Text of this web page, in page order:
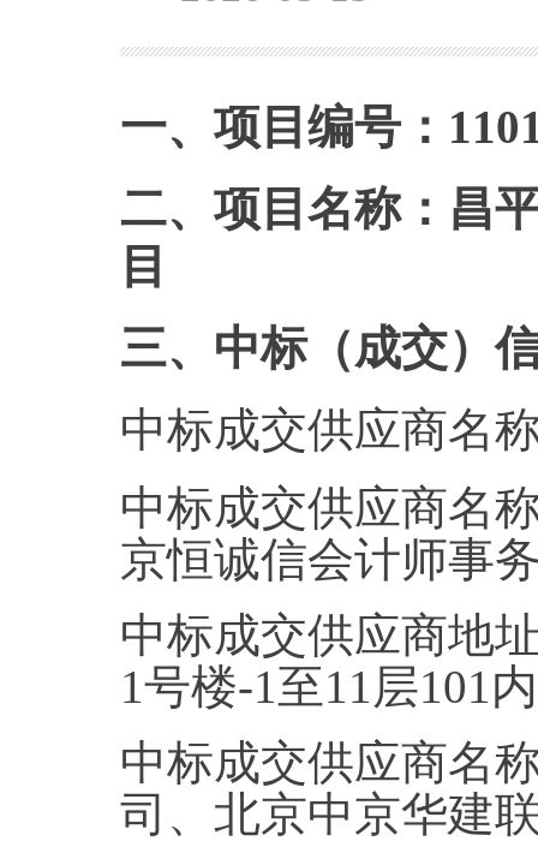
一、项目编号：
二、项目名称：昌
目
三、中标（成交）
中标成交供应商名
中标成交供应商名
京恒诚信会计师事
中标成交供应商地
1号楼-1至11层101
中标成交供应商名
司、北京中京华建